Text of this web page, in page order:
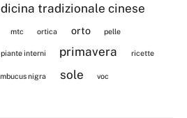
tradizionale cinese
mtc ortica orto pelle
piante interni primavera ricette
nigra sole voc